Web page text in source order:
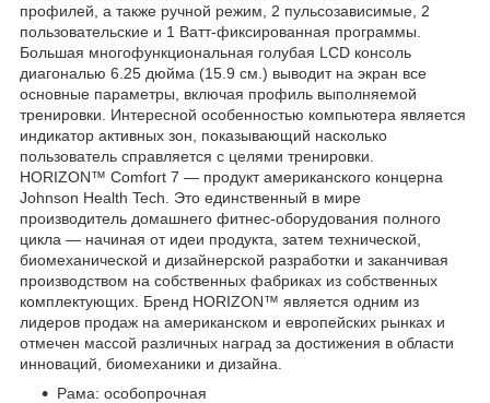
профилей, а также ручной режим, 2 пульсозависимые, 2
пользовательские и 1 Ватт-фиксированная программы.
Большая многофункциональная голубая LCD консоль
диагональю 6.25 дюйма (15.9 см.) выводит на экран все
основные параметры, включая профиль выполняемой
тренировки. Интересной особенностью компьютера является
индикатор активных зон, показывающий насколько
пользователь справляется с целями тренировки.
HORIZON™ Comfort 7 ― продукт американского концерна
Johnson Health Tech. Это единственный в мире
производитель домашнего фитнес-оборудования полного
цикла ― начиная от идеи продукта, затем технической,
биомеханической и дизайнерской разработки и заканчивая
производством на собственных фабриках из собственных
комплектующих. Бренд HORIZON™ является одним из
лидеров продаж на американском и европейских рынках и
отмечен массой различных наград за достижения в области
инноваций, биомеханики и дизайна.
Рама: особопрочная